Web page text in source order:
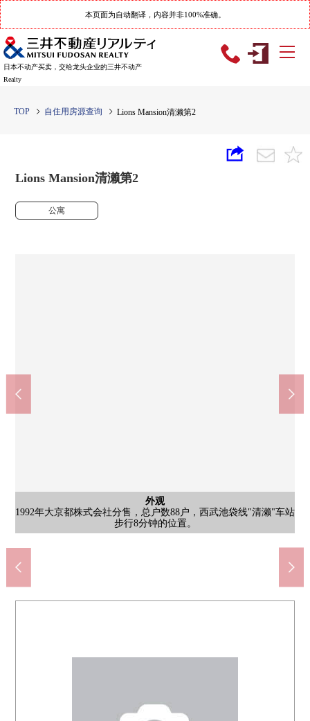
本页面为自动翻译，内容并非100%准确。
日本不动产买卖，交给龙头企业的三井不动产
Realty
TOP 自住用房源查询 Lions Mansion清濑第2
Lions Mansion清濑第2
公寓
外观
1992年大京都株式会社分售，总户数88户，西武池袋线"清濑"车站
步行8分钟的位置。
外观
在入口的前面，杜鹃花是盛大地迎接，端正的外观。
入口
给每天上色的Mansion的入口。有像酒店那样的高级感和安心感的
气氛。防盗门式入口也带小孩放心，可以使用。
入口
共有部分
被类别分。因为外面所以可能在Mansion里充满味。
共有部分
2段框式自行车停放处。被漂亮地整顿。
停车场
平放，是停车场。因为在用地里面的深处的地方所以也难以在意
来自外面的视线。
共有部分
共有部分
外观
外观
外观
其他
其他
清濑市立清濑第2中学(约1950m)
步行25分钟。
doragguseimusu新座新堀商店(约590m)
步行8分钟。
东久留米小山邮局(约470m)
步行6分钟。
公益财团法人结核预防会复数十字形医院(约1050m)
步行14分钟。